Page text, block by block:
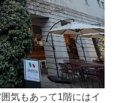
気もあって1階にはイ